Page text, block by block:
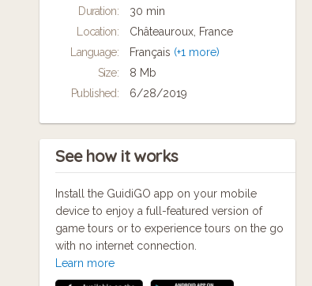
Duration:
30 min
Location:
Châteauroux, France
Language:
Français (+1 more)
Size:
8 Mb
Published:
6/28/2019
See how it works
Install the GuidiGO app on your mobile
device to enjoy a full-featured version of
game tours or to experience tours on the go
with no internet connection.
Learn more